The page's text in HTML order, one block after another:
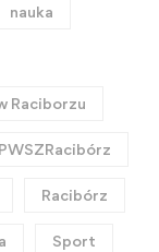
nauka
Raciborzu
PWSZRacibórz
Racibórz
Sport